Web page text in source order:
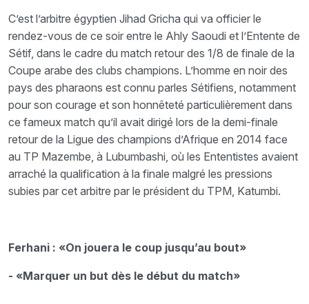
C’est l’arbitre égyptien Jihad Gricha qui va officier le
rendez-vous de ce soir entre le Ahly Saoudi et l’Entente de
Sétif, dans le cadre du match retour des 1/8 de finale de la
Coupe arabe des clubs champions. L’homme en noir des
pays des pharaons est connu parles Sétifiens, notamment
pour son courage et son honnêteté particulièrement dans
ce fameux match qu’il avait dirigé lors de la demi-finale
retour de la Ligue des champions d’Afrique en 2014 face
au TP Mazembe, à Lubumbashi, où les Ententistes avaient
arraché la qualification à la finale malgré les pressions
subies par cet arbitre par le président du TPM, Katumbi.
Ferhani : «On jouera le coup jusqu’au bout»
- «Marquer un but dès le début du match»